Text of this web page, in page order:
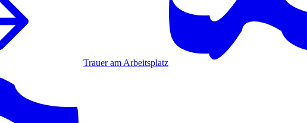
Trauer am Arbeitsplatz